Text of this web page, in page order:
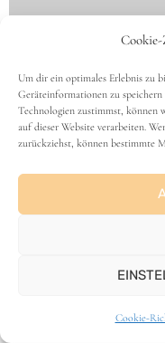
Um dir ein optimales Erlebnis zu
Geräteinformationen zu
Technologien zustimmst, können
auf dieser Website verarbeiten.
zurückziehst, können bestimmte
Cookie-
veganer Sahne
Nachdem ich